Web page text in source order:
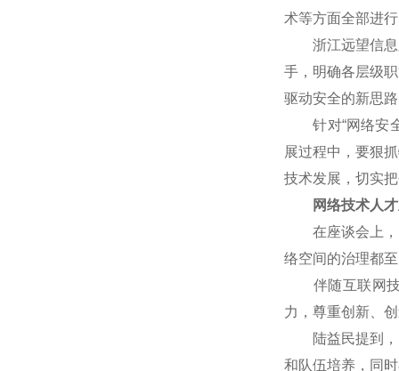
术等方面全部进
浙江远望信息股
手，明确各层级
驱动安全的新思
针对“网络安全
展过程中，要狠
技术发展，切实
网络技术人才
在座谈会上，网
络空间的治理都
伴随互联网技
力，尊重创新、
陆益民提到，
和队伍培养，同